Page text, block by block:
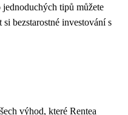
tipů můžete
bezstarostné investování s
výhod, které Rentea